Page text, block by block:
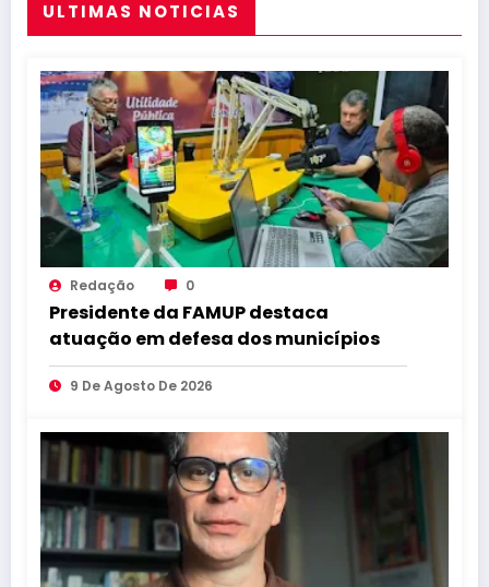
ULTIMAS NOTICIAS
Redação 0
Presidente da FAMUP destaca
atuação em defesa dos municípios
9 De Agosto De 2026